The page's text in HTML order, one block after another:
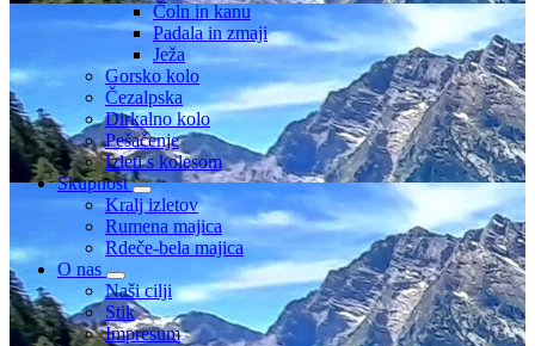
Čoln in kanu
Padala in zmaji
Ježa
Gorsko kolo
Čezalpska
Dirkalno kolo
Pešačenje
Izleti s kolesom
Skupnost
Kralj izletov
Rumena majica
Rdeče-bela majica
O nas
Naši cilji
Stik
Impresum